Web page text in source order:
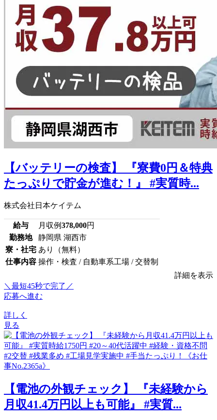
【バッテリーの検査】 『寮費0円＆特典
たっぷりで貯金が進む！』 #実質時...
株式会社日本ケイテム
給与 月収例378,000円
勤務地
静岡県 湖西市
寮・社宅 あり（無料）
仕事内容 操作・検査 / 自動車系工場 / 交替制
詳細を表示
＼最短45秒で完了／
応募へ進む
詳しく
見る
【電池の外観チェック】 『未経験から
月収41.4万円以上も可能』 #実質...